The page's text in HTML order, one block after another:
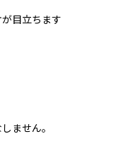
目立ちます
ません。